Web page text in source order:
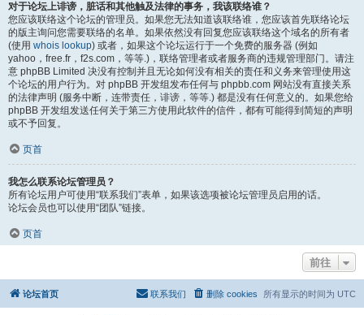
对于论坛上诽谤，脏话和其他触及法律的事务，我该联络谁？
您应该联络这个论坛的管理员。如果您无法知道该联络谁，您应该首先联络论坛
的版主询问您需要联络的名单。如果依然没有回复您应该联络这个域名的所有者
(使用 whois lookup) 或者，如果这个论坛运行于一个免费的服务器 (例如
yahoo，free.fr，f2s.com，等等.)，联络管理者或者服务商的违规管理部门。请注
意 phpBB Limited 决没有控制并且无论如何没有相关的责任和义务来管理使用这
个论坛的用户行为。对 phpBB 开发组发布任何与 phpbb.com 网站没有直接关系
的法律声明 (服务中断，连带责任，诽谤，等等.) 都是没有任何意义的。如果您给
phpBB 开发组发送任何关于第三方使用此软件的信件，都有可能得到简短的声明
或不予回复。
页首
我怎么联系论坛管理员？
所有论坛用户可使用“联系我们”表单，如果该选项被论坛管理员启用的话。
论坛会员也可以使用“团队”链接。
页首
前往
论坛首页 所有显示的时间为 UTC
删除 cookies
联系我们